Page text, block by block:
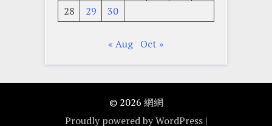
28
29 30
« Aug Oct »
© 2026 網網
Proudly powered by WordPress |